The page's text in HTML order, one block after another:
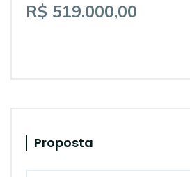
R$ 519.000,00
Proposta